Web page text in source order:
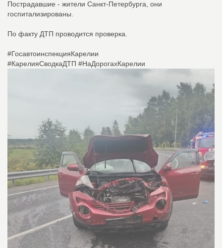
Пострадавшие - жители Санкт-Петербурга, они
госпитализированы.
По факту ДТП проводится проверка.
#ГосавтоинспекцияКарелии
#КарелияСводкаДТП #НаДорогахКарелии